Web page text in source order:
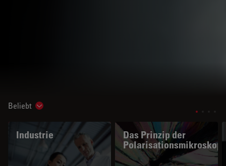
Beliebt Show subnavigation
Industrie
Das Prinzip der